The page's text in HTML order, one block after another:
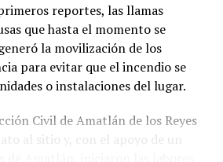
reportes, las llamas
que hasta el momento se
la movilización de los
para evitar que el incendio se
o instalaciones del lugar.
Civil de Amatlán de los Reyes
al sitio y, con el apoyo de un